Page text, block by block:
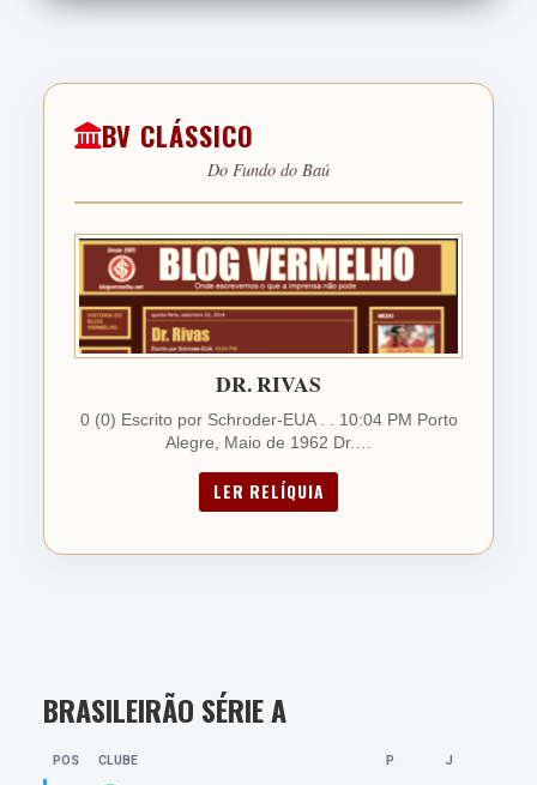
SUPLENTES
ALEXANDRO
BERNABEI
D • Entrou aos 62'
5.0
PAULINHO PAULA
M • Entrou aos 62'
5.0
VICTOR GABRIEL
BV CLÁSSICO
Do Fundo do Baú
DR. RIVAS
0 (0) Escrito por Schroder-EUA . . 10:04 PM Porto
Alegre, Maio de 1962 Dr.…
LER RELÍQUIA
BRASILEIRÃO SÉRIE A
POS CLUBE P J